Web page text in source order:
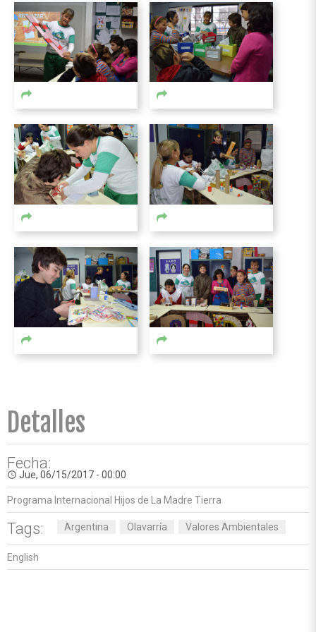
Detalles
Fecha:
access_time Jue, 06/15/2017 - 00:00
Programa Internacional Hijos de La Madre Tierra
Tags: Argentina Olavarría Valores Ambientales
English